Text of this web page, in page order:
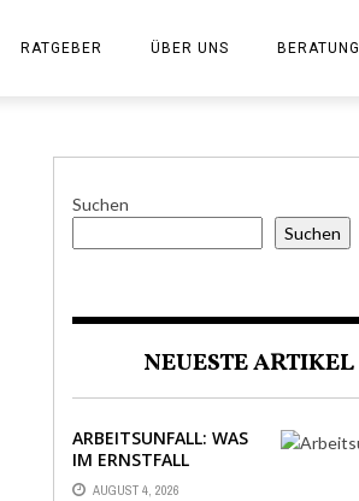
RATGEBER ÜBER UNS BERATUNG
Suchen
Suchen
NEUESTE ARTIKEL
ARBEITSUNFALL: WAS
IM ERNSTFALL
WIRKLICH ZÄHLT
AUGUST 4, 2026